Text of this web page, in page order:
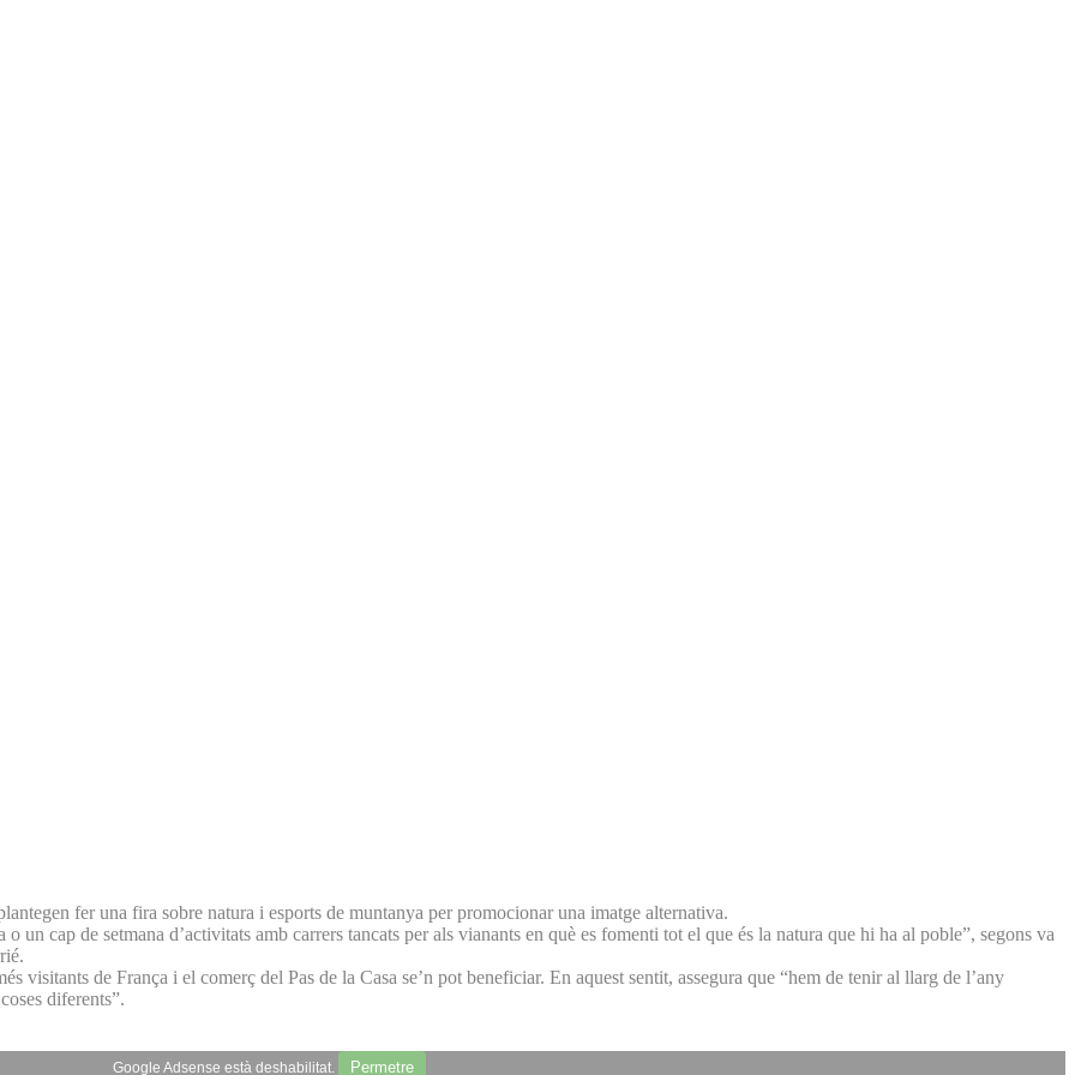
fer una fira sobre natura i esports de muntanya per promocionar una imatge alternativa.
un cap de setmana d’activitats amb carrers tancats per als vianants en què es fomenti tot el que és la natura que hi ha al poble”, segons va
visitants de França i el comerç del Pas de la Casa se’n pot beneficiar. En aquest sentit, assegura que “hem de tenir al llarg de l’any
diferents”.
Google Adsense està deshabilitat. Permetre